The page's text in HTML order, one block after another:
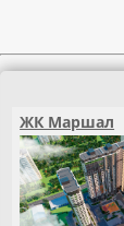
ЖК Маршал